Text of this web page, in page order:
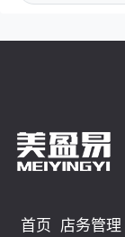
首页 店务管理